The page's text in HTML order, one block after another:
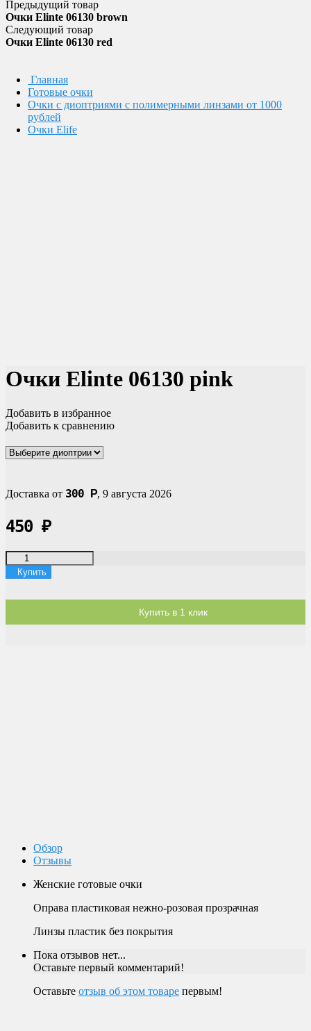
Предыдущий товар
Очки Elinte 06130 brown
Следующий товар
Очки Elinte 06130 red
Главная
Готовые очки
Очки с диоптриями с полимерными линзами от 1000
рублей
Очки Elife
Очки Elinte 06130 pink
Добавить в избранное
Добавить к сравнению
Доставка от 300 Р, 9 августа 2026
450 ₽
Купить
Купить в 1 клик
Обзор
Отзывы
Женские готовые очки
Оправа пластиковая нежно-розовая прозрачная
Линзы пластик без покрытия
Пока отзывов нет...
Оставьте первый комментарий!
Оставьте отзыв об этом товаре первым!